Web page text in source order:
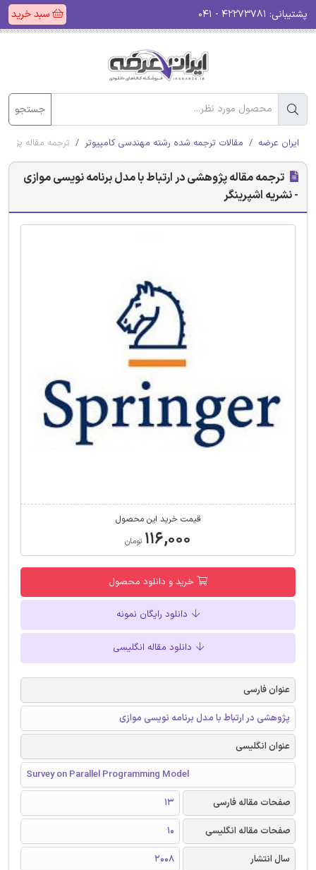
پشتیبانی: سبد خرید
جستجو
ایران عرضه مقالات ترجمه شده رشته مهندسی کامپیوتر ترجمه مقاله
ترجمه مقاله پژوهشی در ارتباط با مدل برنامه نویسی موازی
- نشریه اشپرینگر
قیمت خرید این محصول
۱۱۶,۰۰۰ تومان
خرید و دانلود محصول
دانلود رایگان نمونه
دانلود مقاله انگلیسی
عنوان فارسی
پژوهشی در ارتباط با مدل برنامه نویسی موازی
عنوان انگلیسی
Survey on Parallel Programming Model
صفحات مقاله فارسی
13
صفحات مقاله انگلیسی
10
سال انتشار
2008